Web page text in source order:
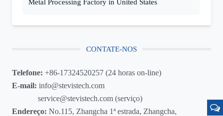
Metal Processing Factory in United States
CONTATE-NOS
Telefone: +86-17324520257 (24 horas on-line)
E-mail: info@stevistech.com
service@stevistech.com (serviço)
Endereço: No.115, Zhangcha 1ª estrada, Zhangcha,